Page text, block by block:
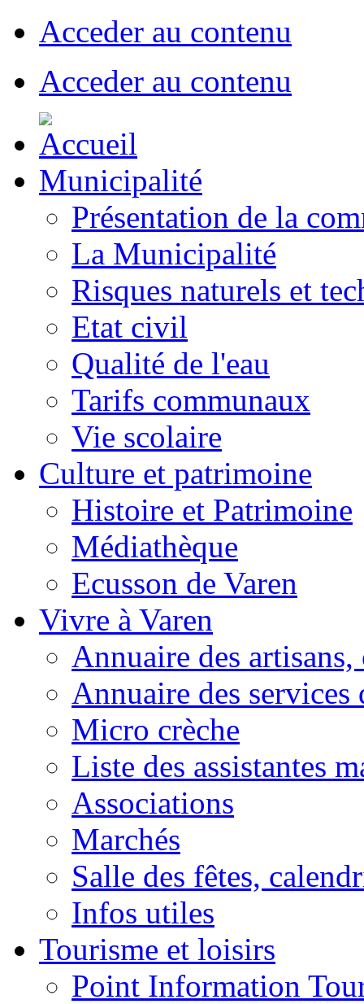
Acceder au contenu
Acceder au contenu
Municipalité
Présentation de la
La Municipalité
Risques naturels et
Etat civil
Qualité de l'eau
Tarifs communaux
Vie scolaire
Culture et patrimoine
Histoire et Patrimoine
Médiathèque
Ecusson de Varen
Vivre à Varen
Annuaire des
Annuaire des services
Micro crèche
Liste des assistantes
Associations
Marchés
Salle des fêtes,
Infos utiles
Tourisme et loisirs
Point Information